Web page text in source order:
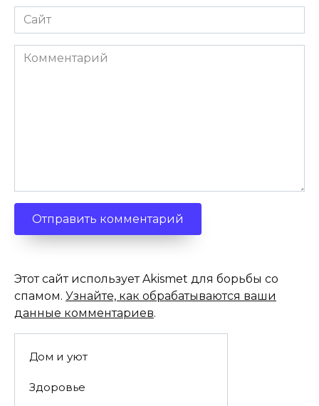
Сайт
Комментарий
Этот сайт использует Akismet для борьбы со
спамом. Узнайте, как обрабатываются ваши
данные комментариев.
Дом и уют
Здоровье